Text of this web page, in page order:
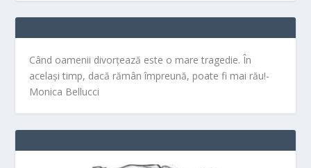
Când oamenii divorțează este o mare tragedie. În
același timp, dacă rămân împreună, poate fi mai rău!-
Monica Bellucci